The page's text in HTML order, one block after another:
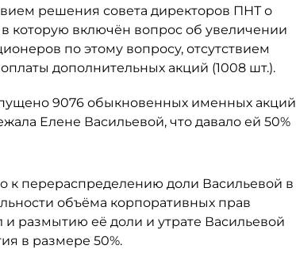
решения совета директоров ПНТ о
которую включён вопрос об увеличении
по этому вопросу, отсутствием
дополнительных акций (1008 шт.).
9076 обыкновенных именных акций
Елене Васильевой, что давало ей 50%
к перераспределению доли Васильевой в
объёма корпоративных прав
и размытию её доли и утрате Васильевой
в размере 50%.